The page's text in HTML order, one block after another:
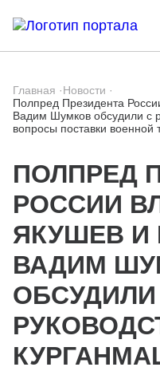
Главная ·Новости ·
Полпред Президента
Вадим Шумков обсудили с
вопросы поставки военной
ПОЛПРЕД
РОССИИ
ЯКУШЕВ И
ВАДИМ
ОБСУДИЛИ